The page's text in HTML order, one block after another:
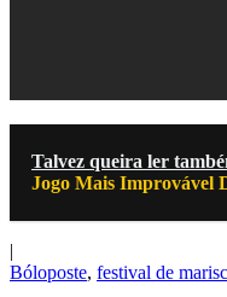
Talvez queira ler
Jogo Mais Improvável
|
Bóloposte, festival de